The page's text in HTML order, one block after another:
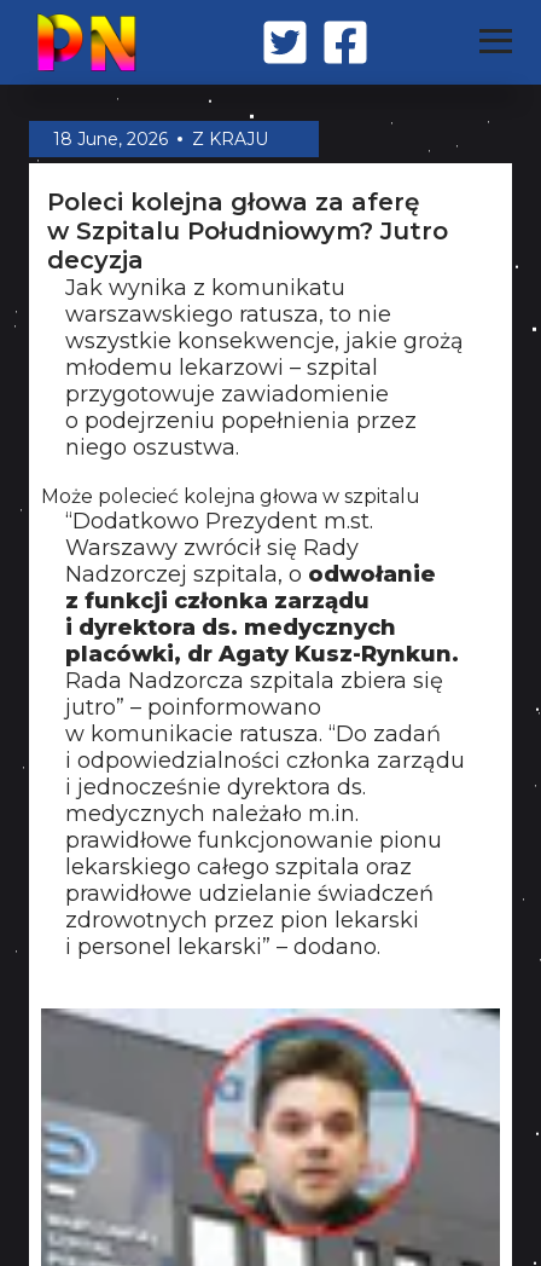
STRONA GŁÓWNA
Z KRAJU
ŚWIAT
MILITARIA
KONTAKT
18 June, 2026 Z KRAJU
Poleci kolejna głowa za aferę
w Szpitalu Południowym? Jutro
decyzja
Jak wynika z komunikatu
warszawskiego ratusza, to nie
wszystkie konsekwencje, jakie grożą
młodemu lekarzowi – szpital
przygotowuje zawiadomienie
o podejrzeniu popełnienia przez
niego oszustwa.
Może polecieć kolejna głowa w szpitalu
“Dodatkowo Prezydent m.st.
Warszawy zwrócił się Rady
Nadzorczej szpitala, o odwołanie
z funkcji członka zarządu
i dyrektora ds. medycznych
placówki, dr Agaty Kusz-Rynkun.
Rada Nadzorcza szpitala zbiera się
jutro” – poinformowano
w komunikacie ratusza. “Do zadań
i odpowiedzialności członka zarządu
i jednocześnie dyrektora ds.
medycznych należało m.in.
prawidłowe funkcjonowanie pionu
lekarskiego całego szpitala oraz
prawidłowe udzielanie świadczeń
zdrowotnych przez pion lekarski
i personel lekarski” – dodano.